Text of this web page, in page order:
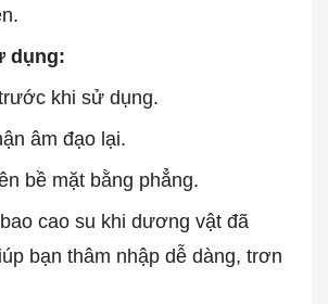
dụng:
khi sử dụng.
âm đạo lại.
bề mặt bằng phẳng.
cao su khi dương vật đã
bạn thâm nhập dễ dàng, trơn